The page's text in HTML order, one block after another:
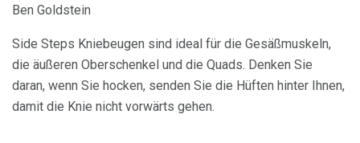
Ben Goldstein
Side Steps Kniebeugen sind ideal für die Gesäßmuskeln,
die äußeren Oberschenkel und die Quads. Denken Sie
daran, wenn Sie hocken, senden Sie die Hüften hinter Ihnen,
damit die Knie nicht vorwärts gehen.